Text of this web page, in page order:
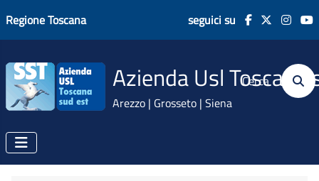
Regione Toscana seguici su
Azienda Usl Toscana
Arezzo | Grosseto | Siena
Cerca